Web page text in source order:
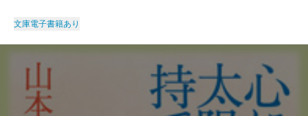
文庫電子書籍あり